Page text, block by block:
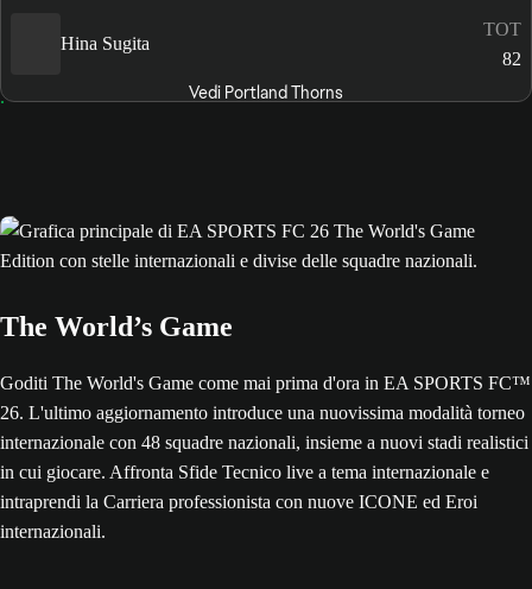
Hina Sugita
TOT
82
Vedi Portland Thorns
The World’s Game
Goditi The World's Game come mai prima d'ora in EA SPORTS FC™
26. L'ultimo aggiornamento introduce una nuovissima modalità torneo
internazionale con 48 squadre nazionali, insieme a nuovi stadi realistici
in cui giocare. Affronta Sfide Tecnico live a tema internazionale e
intraprendi la Carriera professionista con nuove ICONE ed Eroi
internazionali.